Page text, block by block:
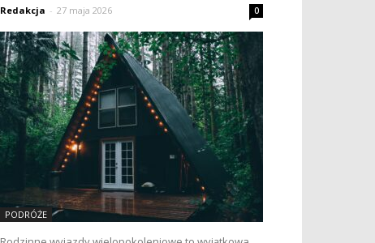
Redakcja - 27 maja 2026 0
PODRÓŻE